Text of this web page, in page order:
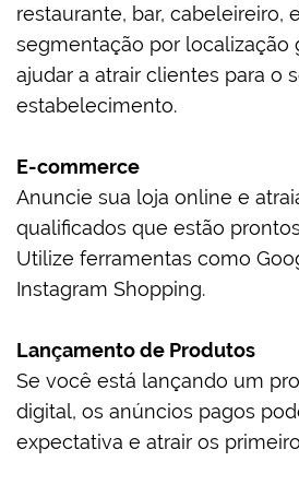
restaurante, bar, cabeleireiro,
segmentação por localização
ajudar a atrair clientes para o
estabelecimento.
E-commerce
Anuncie sua loja online e
qualificados que estão
Utilize ferramentas como
Instagram Shopping.
Lançamento de Produtos
Se você está lançando um
digital, os anúncios pagos
expectativa e atrair os